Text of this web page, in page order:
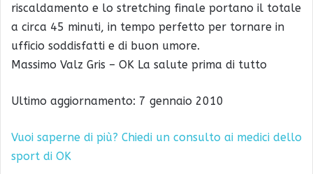
riscaldamento e lo stretching finale portano il totale
a circa 45 minuti, in tempo perfetto per tornare in
ufficio soddisfatti e di buon umore.
Massimo Valz Gris – OK La salute prima di tutto
Ultimo aggiornamento: 7 gennaio 2010
Vuoi saperne di più? Chiedi un consulto ai medici dello
sport di OK